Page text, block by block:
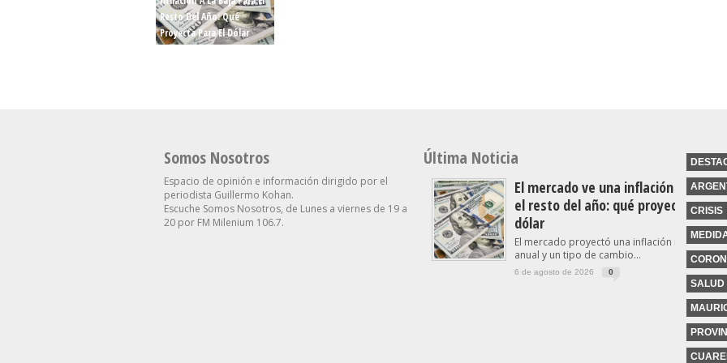
Resto Del Año: Qué
Proyecta Para El Dólar
Somos Nosotros
Espacio de opinión e información dirigido por el
periodista Guillermo Kohan.
Escuche Somos Nosotros, de Lunes a viernes de 19 a
20 por FM Milenium 106.7.
Última Noticia
El mercado ve una inflación a la baja
el resto del año: qué proyecta para el
dólar
El mercado proyectó una inflación menor al
anual y un tipo de cambio...
6 de agosto de 2026 0
CRISIS
SALUD